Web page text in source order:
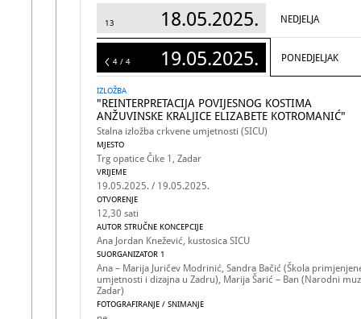
13 18.05.2025. NEDJELJA
4 19.05.2025. PONEDJELJAK
4 / 4
IZLOŽBA
"REINTERPRETACIJA POVIJESNOG KOSTIMA
ANŽUVINSKE KRALJICE ELIZABETE KOTROMANIĆ"
Stalna izložba crkvene umjetnosti (SICU)
MJESTO
Trg opatice Čike 1, Zadar
VRIJEME
19.05.2025. / 19.05.2025.
OTVORENJE
12,30 sati
AUTOR STRUČNE KONCEPCIJE
Ana Jordan Knežević, kustosica SICU
SUORGANIZATOR 1
Ana – Marija Juričev Modrinić, Sandra Bačić (Škola
umjetnosti i dizajna u Zadru), Marija Šarić – Ban (Narodni
Zadar)
FOTOGRAFIRANJE / SNIMANJE